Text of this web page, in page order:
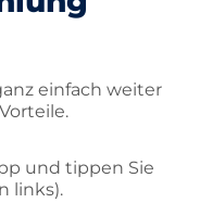
einfach weiter
und tippen Sie
links).